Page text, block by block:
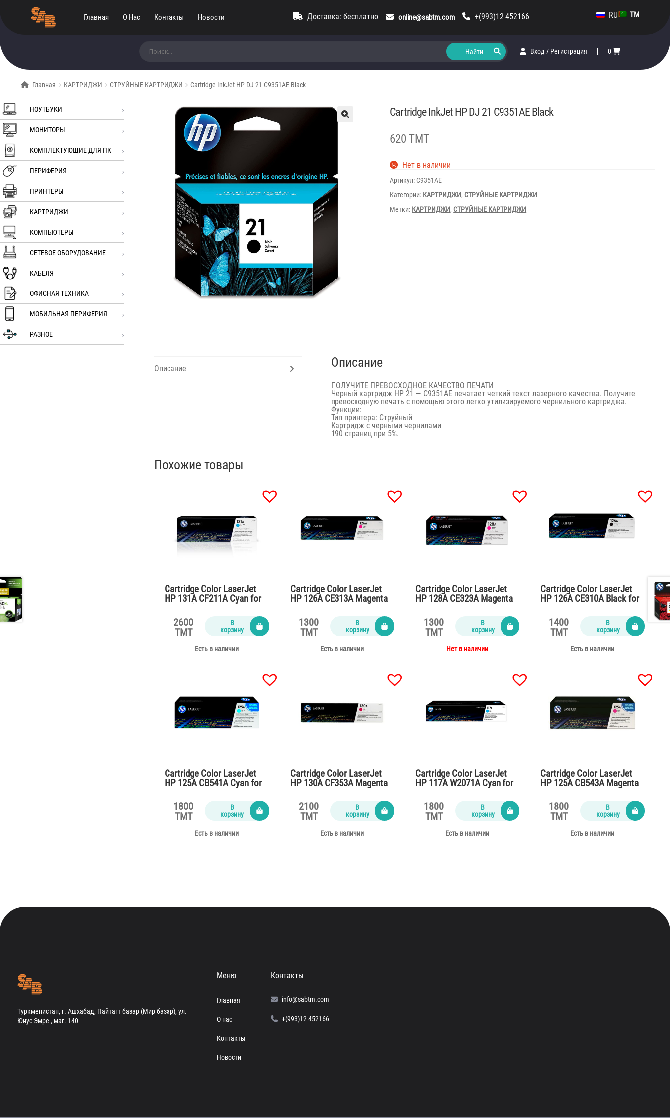
Главная О Нас Контакты Новости Доставка: бесплатно online@sabtm.com +(993)12 452166 RU TM
Вход / Регистрация 0
Главная КАРТРИДЖИ СТРУЙНЫЕ КАРТРИДЖИ Cartridge InkJet HP DJ 21 C9351AE Black
НОУТБУКИ
МОНИТОРЫ
КОМПЛЕКТУЮЩИЕ ДЛЯ ПК
ПЕРИФЕРИЯ
ПРИНТЕРЫ
КАРТРИДЖИ
КОМПЬЮТЕРЫ
СЕТЕВОЕ ОБОРУДОВАНИЕ
КАБЕЛЯ
ОФИСНАЯ ТЕХНИКА
МОБИЛЬНАЯ ПЕРИФЕРИЯ
РАЗНОЕ
Cartridge InkJet HP DJ 21 C9351AE Black
620 TMT
Нет в наличии
Артикул: C9351AE
Категории: КАРТРИДЖИ, СТРУЙНЫЕ КАРТРИДЖИ
Метки: КАРТРИДЖИ, СТРУЙНЫЕ КАРТРИДЖИ
Описание Описание
ПОЛУЧИТЕ ПРЕВОСХОДНОЕ КАЧЕСТВО ПЕЧАТИ
Черный картридж HP 21 — C9351AE печатает четкий текст лазерного качества. Получите
превосходную печать с помощью этого легко утилизируемого чернильного картриджа.
Функции:
Тип принтера: Струйный
Картридж с черными чернилами
190 страниц при 5%.
Похожие товары
Cartridge Color LaserJet
HP 131A CF211A Cyan for
2600
TMT
В
корзину
Есть в наличии
Cartridge Color LaserJet
HP 126A CE313A Magenta
(1000 pages)
1300
TMT
В
корзину
Есть в наличии
Cartridge Color LaserJet
HP 128A CE323A Magenta
(1300 pages)
1300
TMT
В
корзину
Нет в наличии
Cartridge Color LaserJet
HP 126A CE310A Black for
(1200 pages)
1400
TMT
В
корзину
Есть в наличии
Cartridge Color LaserJet
HP 125A CB541A Cyan for
(1400 pages)
1800
TMT
В
корзину
Есть в наличии
Cartridge Color LaserJet
HP 130A CF353A Magenta
2100
TMT
В
корзину
Есть в наличии
Cartridge Color LaserJet
HP 117A W2071A Cyan for
1800
TMT
В
корзину
Есть в наличии
Cartridge Color LaserJet
HP 125A CB543A Magenta
CP1215,CM1312,CP1515n
(1400 pages)
1800
TMT
В
корзину
Есть в наличии
Туркменистан, г. Ашхабад, Пайтагт базар (Мир базар), ул.
Юнус Эмре , маг. 140
Меню
Главная
О нас
Контакты
Новости
Контакты
info@sabtm.com
+(993)12 452166